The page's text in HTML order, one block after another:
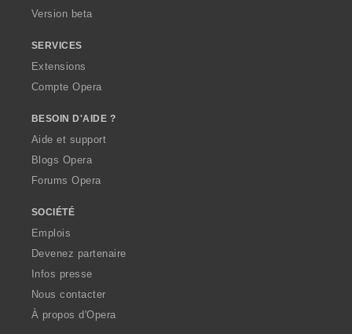
Version beta
SERVICES
Extensions
Compte Opera
BESOIN D'AIDE ?
Aide et support
Blogs Opera
Forums Opera
SOCIÉTÉ
Emplois
Devenez partenaire
Infos presse
Nous contacter
À propos d'Opera